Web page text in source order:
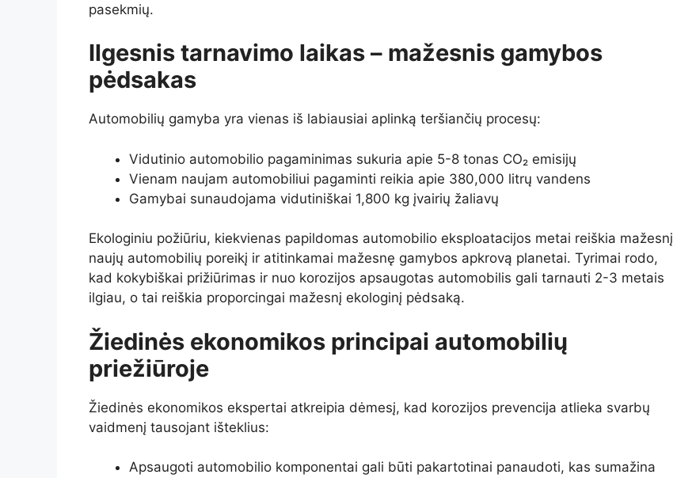
pasekmių.
Ilgesnis tarnavimo laikas – mažesnis gamybos
pėdsakas
Automobilių gamyba yra vienas iš labiausiai aplinką teršiančių procesų:
Vidutinio automobilio pagaminimas sukuria apie 5-8 tonas CO₂ emisijų
Vienam naujam automobiliui pagaminti reikia apie 380,000 litrų vandens
Gamybai sunaudojama vidutiniškai 1,800 kg įvairių žaliavų
Ekologiniu požiūriu, kiekvienas papildomas automobilio eksploatacijos metai reiškia mažesnį
naujų automobilių poreikį ir atitinkamai mažesnę gamybos apkrovą planetai. Tyrimai rodo,
kad kokybiškai prižiūrimas ir nuo korozijos apsaugotas automobilis gali tarnauti 2-3 metais
ilgiau, o tai reiškia proporcingai mažesnį ekologinį pėdsaką.
Žiedinės ekonomikos principai automobilių
priežiūroje
Žiedinės ekonomikos ekspertai atkreipia dėmesį, kad korozijos prevencija atlieka svarbų
vaidmenį tausojant išteklius:
Apsaugoti automobilio komponentai gali būti pakartotinai panaudoti, kas sumažina